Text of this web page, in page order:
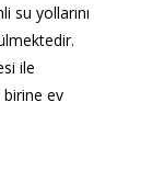
su yollarını
ile
birine ev